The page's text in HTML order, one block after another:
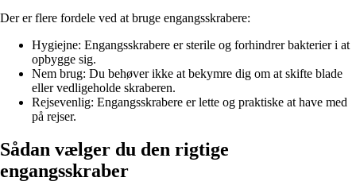
Der er flere fordele ved at bruge engangsskrabere:
Hygiejne: Engangsskrabere er sterile og forhindrer bakterier i at
opbygge sig.
Nem brug: Du behøver ikke at bekymre dig om at skifte blade
eller vedligeholde skraberen.
Rejsevenlig: Engangsskrabere er lette og praktiske at have med
på rejser.
Sådan vælger du den rigtige
engangsskraber